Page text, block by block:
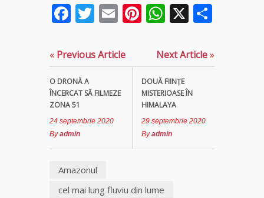
albă și
neagră
Morgana,
negre
Facebook
Twitter
EmailPinterest
WhatsApp
X
« Previous Article
O DRONĂ A
ÎNCERCAT SĂ FILMEZE
ZONA 51
24 septembrie 2020
Byadmin
Next Article»
DOUĂ FIINŢE
MISTERIOASE ÎN
HIMALAYA
29 septembrie 2020
Byadmin
Amazonul
cel mai lung fluviu din lume